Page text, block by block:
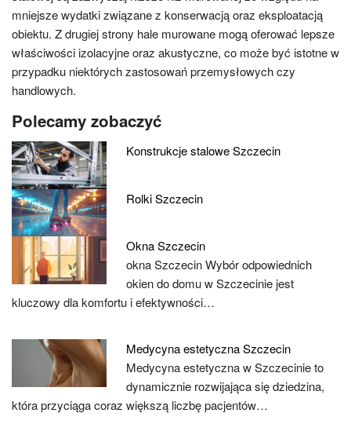
mniejsze wydatki związane z konserwacją oraz eksploatacją
obiektu. Z drugiej strony hale murowane mogą oferować lepsze
właściwości izolacyjne oraz akustyczne, co może być istotne w
przypadku niektórych zastosowań przemysłowych czy
handlowych.
Polecamy zobaczyć
Konstrukcje stalowe Szczecin
Rolki Szczecin
Okna Szczecin
okna Szczecin Wybór odpowiednich
okien do domu w Szczecinie jest
kluczowy dla komfortu i efektywności…
Medycyna estetyczna Szczecin
Medycyna estetyczna w Szczecinie to
dynamicznie rozwijająca się dziedzina,
która przyciąga coraz większą liczbę pacjentów…